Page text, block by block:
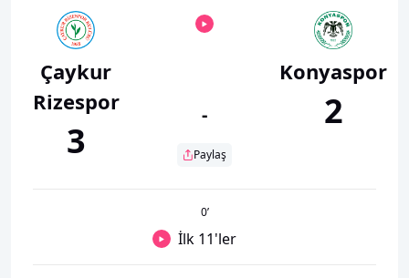
Çaykur
Rizespor
3
-
Paylaş
Konyaspor
2
0’
İlk 11'ler